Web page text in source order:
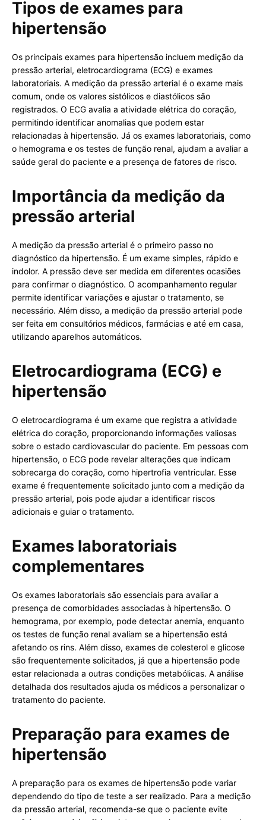
Tipos de exames para
hipertensão
Os principais exames para hipertensão incluem medição da
pressão arterial, eletrocardiograma (ECG) e exames
laboratoriais. A medição da pressão arterial é o exame mais
comum, onde os valores sistólicos e diastólicos são
registrados. O ECG avalia a atividade elétrica do coração,
permitindo identificar anomalias que podem estar
relacionadas à hipertensão. Já os exames laboratoriais, como
o hemograma e os testes de função renal, ajudam a avaliar a
saúde geral do paciente e a presença de fatores de risco.
Importância da medição da
pressão arterial
A medição da pressão arterial é o primeiro passo no
diagnóstico da hipertensão. É um exame simples, rápido e
indolor. A pressão deve ser medida em diferentes ocasiões
para confirmar o diagnóstico. O acompanhamento regular
permite identificar variações e ajustar o tratamento, se
necessário. Além disso, a medição da pressão arterial pode
ser feita em consultórios médicos, farmácias e até em casa,
utilizando aparelhos automáticos.
Eletrocardiograma (ECG) e
hipertensão
O eletrocardiograma é um exame que registra a atividade
elétrica do coração, proporcionando informações valiosas
sobre o estado cardiovascular do paciente. Em pessoas com
hipertensão, o ECG pode revelar alterações que indicam
sobrecarga do coração, como hipertrofia ventricular. Esse
exame é frequentemente solicitado junto com a medição da
pressão arterial, pois pode ajudar a identificar riscos
adicionais e guiar o tratamento.
Exames laboratoriais
complementares
Os exames laboratoriais são essenciais para avaliar a
presença de comorbidades associadas à hipertensão. O
hemograma, por exemplo, pode detectar anemia, enquanto
os testes de função renal avaliam se a hipertensão está
afetando os rins. Além disso, exames de colesterol e glicose
são frequentemente solicitados, já que a hipertensão pode
estar relacionada a outras condições metabólicas. A análise
detalhada dos resultados ajuda os médicos a personalizar o
tratamento do paciente.
Preparação para exames de
hipertensão
A preparação para os exames de hipertensão pode variar
dependendo do tipo de teste a ser realizado. Para a medição
da pressão arterial, recomenda-se que o paciente evite